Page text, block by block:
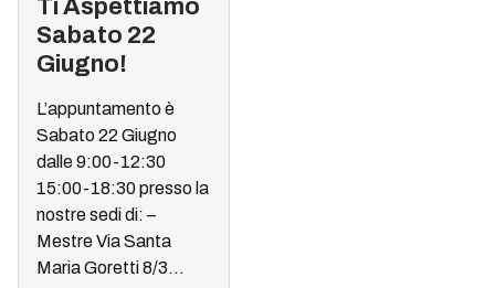
Ti Aspettiamo
Sabato 22
Giugno!
L’appuntamento è
Sabato 22 Giugno
dalle 9:00-12:30
15:00-18:30 presso la
nostre sedi di: –
Mestre Via Santa
Maria Goretti 8/3...